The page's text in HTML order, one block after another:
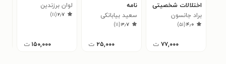
اختلالات شخصیتی
قبل و بعد از ازدواج
براد جانسون
۴٫۰(۵۱)
۷۷,۰۰۰ ت
نامه
سعید بیابانکی
۳٫۷(۱۱)
۲۵,۰۰۰ ت
لوان برزندین
۲٫۷(۱۱)
۱۵۰,۰۰۰ ت